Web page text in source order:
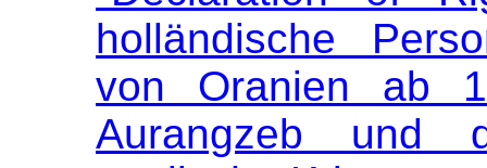
holländische
von Oranien ab
Aurangzeb und